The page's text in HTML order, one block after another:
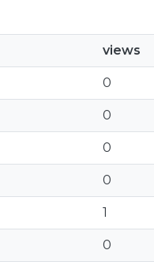
views
0
0
0
0
1
0